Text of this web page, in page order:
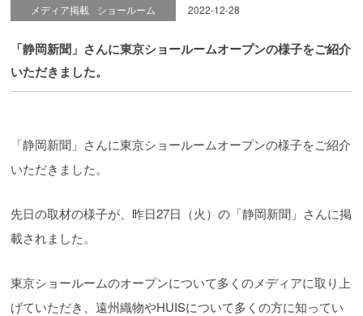
メディア掲載 ショールーム 2022-12-28
「静岡新聞」さんに東京ショールームオープンの様子をご紹介
いただきました。
「静岡新聞」さんに東京ショールームオープンの様子をご紹介
いただきました。
先日の取材の様子が、昨日27日（火）の「静岡新聞」さんに掲
載されました。
東京ショールームのオープンについて多くのメディアに取り上
げていただき、遠州織物やHUISについて多くの方に知ってい